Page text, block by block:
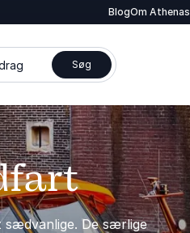
BlogOm Athenas
Søg
sædvanlige. De særlige